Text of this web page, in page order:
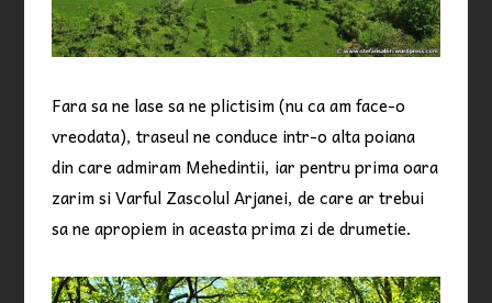
Fara sa ne lase sa ne plictisim (nu ca am face-o
vreodata), traseul ne conduce intr-o alta poiana
din care admiram Mehedintii, iar pentru prima oara
zarim si Varful Zascolul Arjanei, de care ar trebui
sa ne apropiem in aceasta prima zi de drumetie.